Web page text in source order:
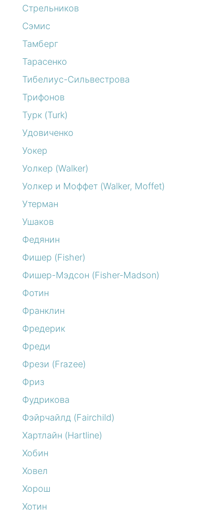
Стрельников
Сэмис
Тамберг
Тарасенко
Тибелиус-Сильвестрова
Трифонов
Турк (Turk)
Удовиченко
Уокер
Уолкер (Walker)
Уолкер и Моффет (Walker, Moffet)
Утерман
Ушаков
Федянин
Фишер (Fisher)
Фишер-Мэдсон (Fisher-Madson)
Фотин
Франклин
Фредерик
Фреди
Фрези (Frazee)
Фриз
Фудрикова
Фэйрчайлд (Fairchild)
Хартлайн (Hartline)
Хобин
Ховел
Хорош
Хотин